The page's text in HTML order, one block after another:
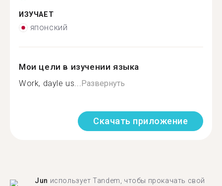
ИЗУЧАЕТ
японский
Мои цели в изучении языка
Work, dayle us...Развернуть
Скачать приложение
Jun использует Tandem, чтобы прокачать свой